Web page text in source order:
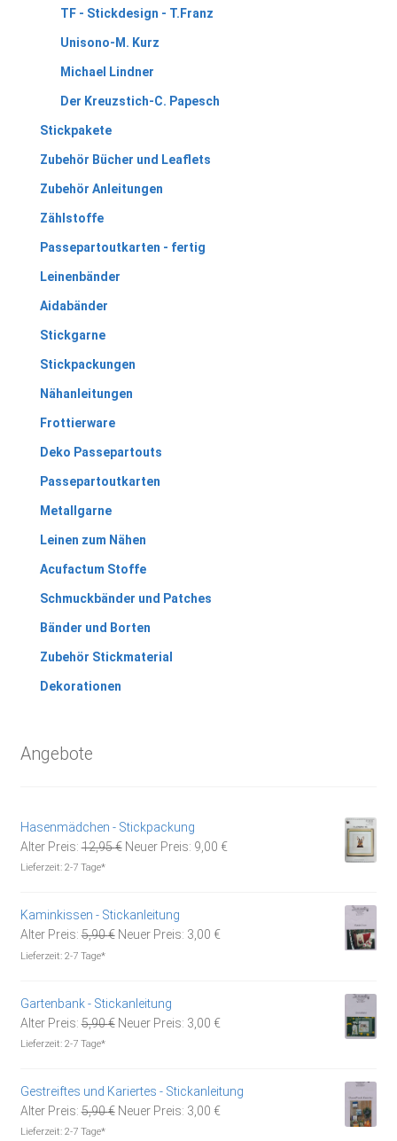
TF - Stickdesign - T.Franz
Unisono-M. Kurz
Michael Lindner
Der Kreuzstich-C. Papesch
Stickpakete
Zubehör Bücher und Leaflets
Zubehör Anleitungen
Zählstoffe
Passepartoutkarten - fertig
Leinenbänder
Aidabänder
Stickgarne
Stickpackungen
Nähanleitungen
Frottierware
Deko Passepartouts
Passepartoutkarten
Metallgarne
Leinen zum Nähen
Acufactum Stoffe
Schmuckbänder und Patches
Bänder und Borten
Zubehör Stickmaterial
Dekorationen
Angebote
Hasenmädchen - Stickpackung
Alter Preis: 12,95€ Ursprünglicher
Neuer Preis: 9,00 €Aktueller
Lieferzeit: 2-7 Tage*
Kaminkissen - Stickanleitung
Alter Preis: 5,90€ Ursprünglicher
Neuer Preis: 3,00 €Aktueller
Lieferzeit: 2-7 Tage*
Gartenbank - Stickanleitung
Alter Preis: 5,90€ Ursprünglicher
Neuer Preis: 3,00 €Aktueller
Lieferzeit: 2-7 Tage*
Gestreiftes und Kariertes - Stickanleitung
Alter Preis: 5,90€ Ursprünglicher
Neuer Preis: 3,00 €Aktueller
Lieferzeit: 2-7 Tage*